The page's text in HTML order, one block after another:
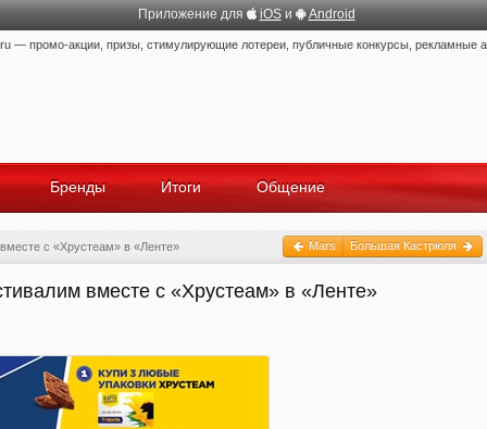
Приложение для iOSи Android
— промо-акции, призы, стимулирующие лотереи, публичные конкурсы, рекламные
Бренды Итоги Общение
Mars Большая Кастрюля
с «Хрустеам» в «Ленте»
вместе с «Хрустеам» в «Ленте»